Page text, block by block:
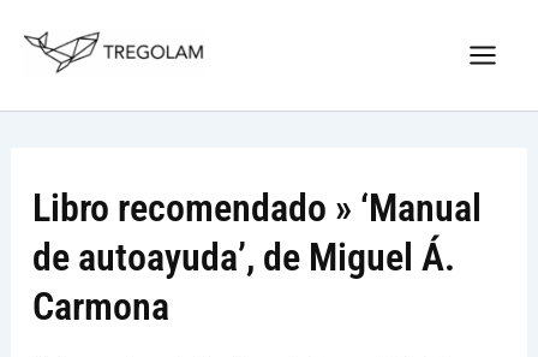
Libro recomendado » ‘Manual
de autoayuda’, de Miguel Á.
Carmona